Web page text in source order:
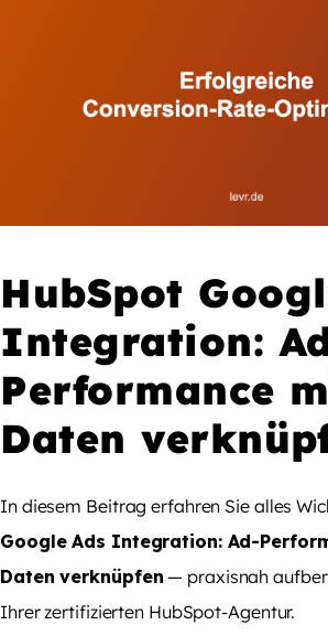
HubSpot
Integration:
Performance
Daten
In diesem Beitrag erfahren Sie alles
Google Ads Integration: Ad-
Daten verknüpfen — praxisnah
Ihrer zertifizierten HubSpot-Agentur.